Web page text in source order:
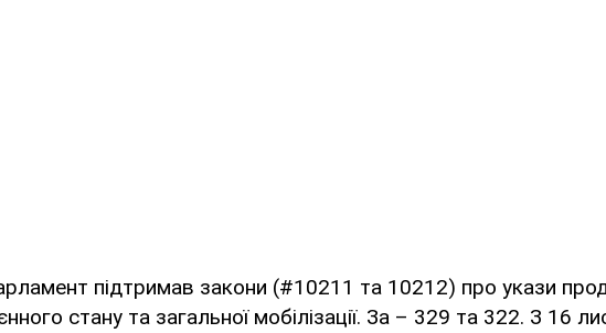
підтримав закони (#10211 та 10212) про укази
стану та загальної мобілізації. За – 329 та 322. З 16